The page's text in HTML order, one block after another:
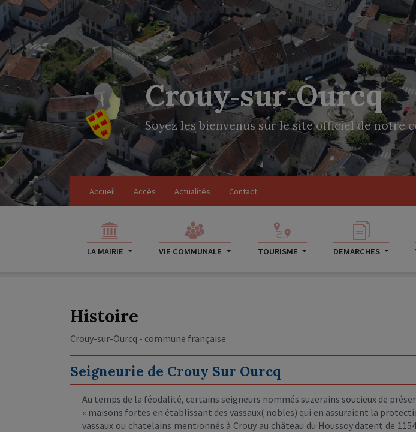
Crouy‑sur‑Ourcq
Soyez les bienvenus sur le site officiel de notre
Accueil Accès Actualités Contact
LA MAIRIE VIE COMMUNALE TOURISME DEMARCHES
Histoire
Crouy-sur-Ourcq - commune française
Seigneurie de Crouy Sur Ourcq
Au temps de la féodalité, certains seigneurs nommés suzerains soucieux de
« maisons fortes en établissant des vassaux( nobles) qui en assuraient la
vassaux ou chatelains mentionnés à Crouy au château du Houssoy datent de